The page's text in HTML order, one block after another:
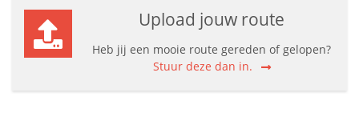
Upload jouw route
Heb jij een mooie route gereden of gelopen?
Stuur deze dan in.